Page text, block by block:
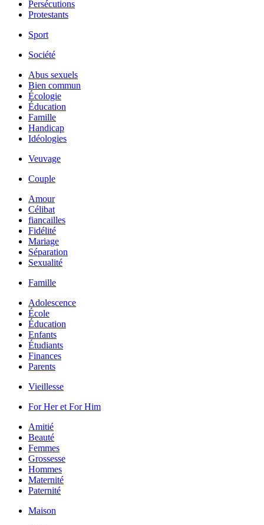
Persécutions
Protestants
Sport
Société
Abus sexuels
Bien commun
Écologie
Éducation
Famille
Handicap
Idéologies
Veuvage
Couple
Amour
Célibat
fiancailles
Fidélité
Mariage
Séparation
Sexualité
Famille
Adolescence
École
Éducation
Enfants
Étudiants
Finances
Parents
Vieillesse
For Her et For Him
Amitié
Beauté
Femmes
Grossesse
Hommes
Maternité
Paternité
Maison